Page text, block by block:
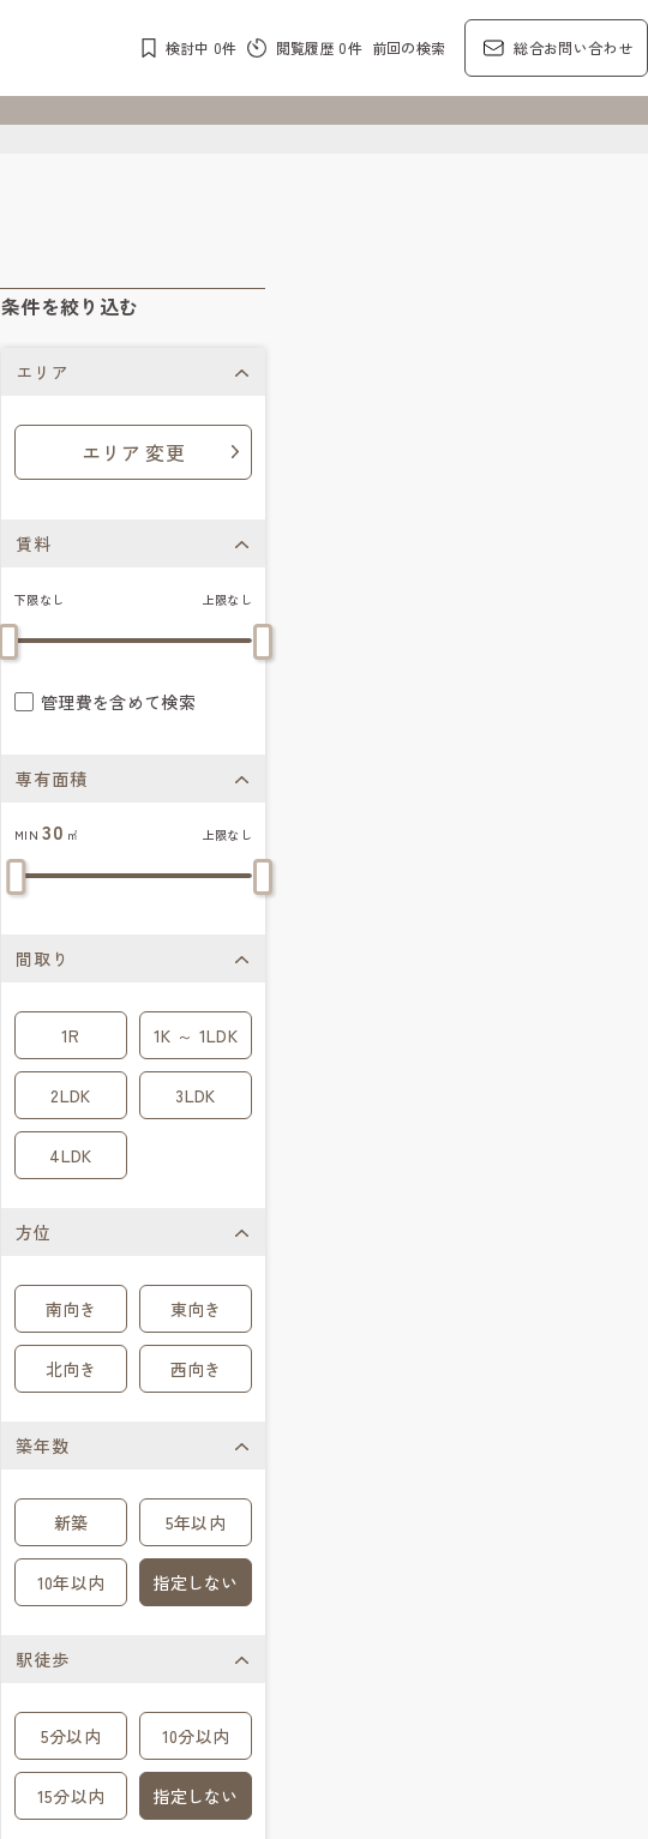
検討中 0件 閲覧履歴 0件 前回の検索 総合お問い合わせ
条件を絞り込む
エリア
エリア 変更
賃料
下限なし 上限なし
管理費を含めて検索
専有面積
MIN30 ㎡ 上限なし
間取り
1R 1K ～ 1LDK
2LDK 3LDK
4LDK
方位
南向き 東向き
北向き 西向き
築年数
新築 5年以内
10年以内 指定しない
駅徒歩
5分以内 10分以内
15分以内 指定しない